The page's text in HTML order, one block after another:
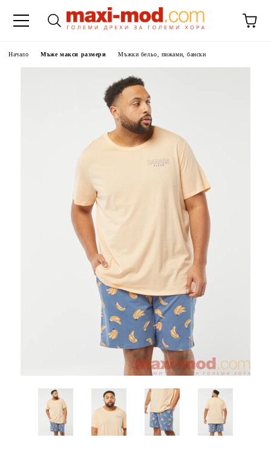
Начало Мъже макси размери Мъжки бельо, пижами, бански